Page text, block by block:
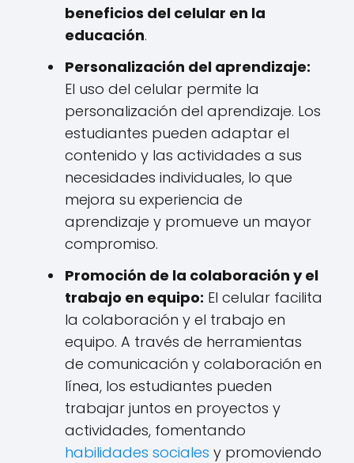
beneficios del celular en la
educación.
Personalización del aprendizaje:
El uso del celular permite la
personalización del aprendizaje. Los
estudiantes pueden adaptar el
contenido y las actividades a sus
necesidades individuales, lo que
mejora su experiencia de
aprendizaje y promueve un mayor
compromiso.
Promoción de la colaboración y el
trabajo en equipo: El celular facilita
la colaboración y el trabajo en
equipo. A través de herramientas
de comunicación y colaboración en
línea, los estudiantes pueden
trabajar juntos en proyectos y
actividades, fomentando
habilidades sociales y promoviendo